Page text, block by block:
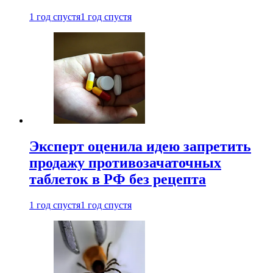
1 год спустя1 год спустя
Эксперт оценила идею запретить
продажу противозачаточных
таблеток в РФ без рецепта
1 год спустя1 год спустя